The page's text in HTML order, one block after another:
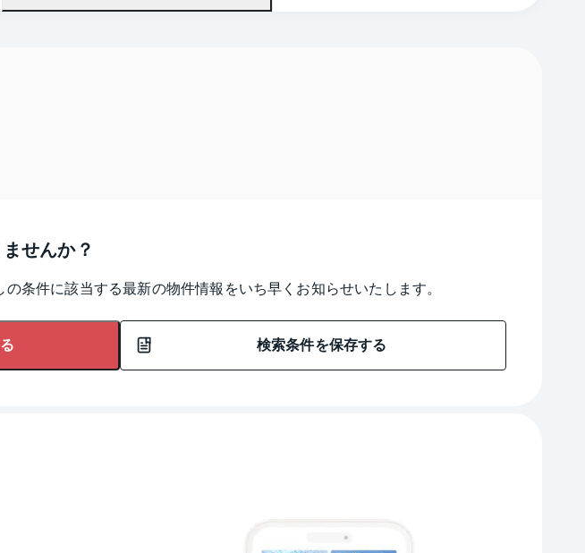
せんか？
条件に該当する最新の物件情報をいち早くお知らせいたします。
検索条件を保存する